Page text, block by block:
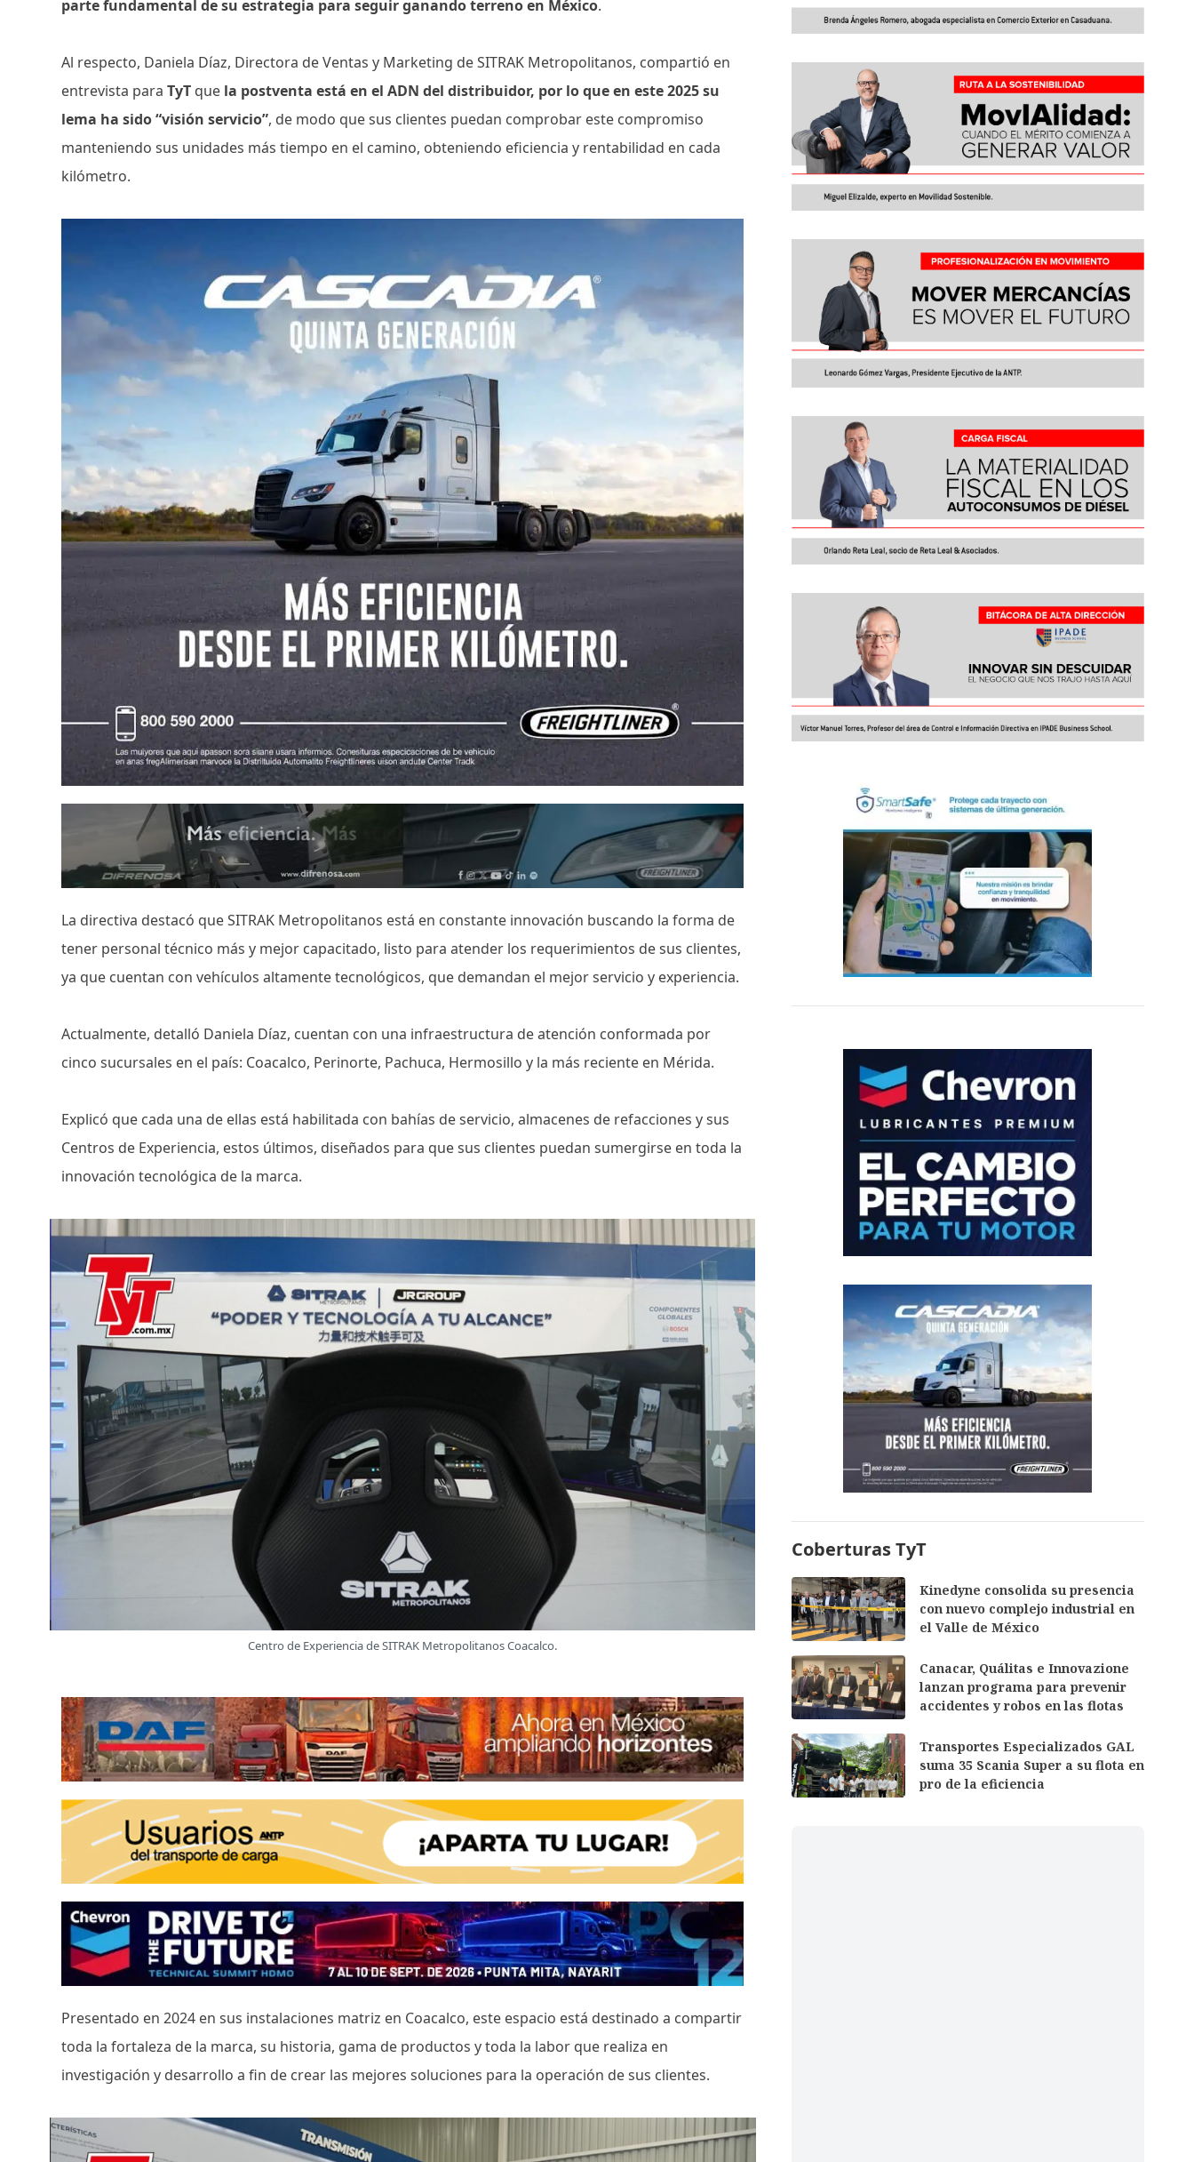
parte fundamental de su estrategia para seguir ganando terreno en México.
Al respecto, Daniela Díaz, Directora de Ventas y Marketing de SITRAK Metropolitanos, compartió en
entrevista paraTyT que la postventa está en el ADN del distribuidor, por lo que en este 2025 su
lema ha sido “visión servicio”, de modo que sus clientes puedan comprobar este compromiso
manteniendo sus unidades más tiempo en el camino, obteniendo eficiencia y rentabilidad en cada
kilómetro.
La directiva destacó que SITRAK Metropolitanos está en constante innovación buscando la forma de
tener personal técnico más y mejor capacitado, listo para atender los requerimientos de sus clientes,
ya que cuentan con vehículos altamente tecnológicos, que demandan el mejor servicio y experiencia.
Actualmente, detalló Daniela Díaz, cuentan con una infraestructura de atención conformada por
cinco sucursales en el país: Coacalco, Perinorte, Pachuca, Hermosillo y la más reciente en Mérida.
Explicó que cada una de ellas está habilitada con bahías de servicio, almacenes de refacciones y sus
Centros de Experiencia, estos últimos, diseñados para que sus clientes puedan sumergirse en toda la
innovación tecnológica de la marca.
Centro de Experiencia de SITRAK Metropolitanos Coacalco.
Presentado en 2024 en sus instalaciones matriz en Coacalco, este espacio está destinado a compartir
toda la fortaleza de la marca, su historia, gama de productos y toda la labor que realiza en
investigación y desarrollo a fin de crear las mejores soluciones para la operación de sus clientes.
Coberturas TyT
Kinedyne consolida su presencia
con nuevo complejo industrial en
el Valle de México
Canacar, Quálitas e Innovazione
lanzan programa para prevenir
accidentes y robos en las flotas
Transportes Especializados GAL
suma 35 Scania Super a su flota en
pro de la eficiencia